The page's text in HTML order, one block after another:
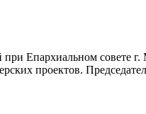
Епархиальном совете
проектов.